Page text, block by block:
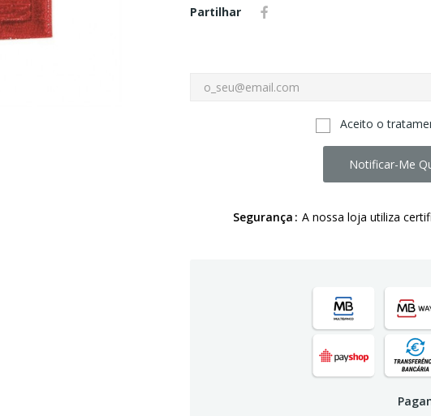
Partilhar
Aceito o
Notificar-Me
Segurança A nossa loja utiliza